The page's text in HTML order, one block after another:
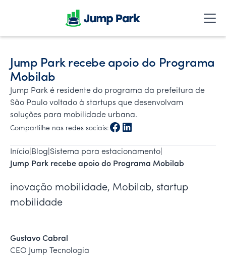
Jump Park recebe apoio do Programa
Mobilab
Jump Park é residente do programa da prefeitura de
São Paulo voltado à startups que desenvolvam
soluções para mobilidade urbana.
Compartilhe nas redes sociais:
Início Blog Sistema para estacionamento
Jump Park recebe apoio do Programa Mobilab
inovação mobilidade, Mobilab, startup
mobilidade
Gustavo Cabral
CEO Jump Tecnologia